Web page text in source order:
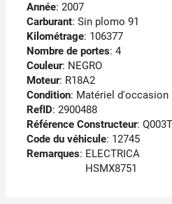
Année: 2007
Carburant: Sin plomo 91
Kilométrage: 106377
Nombre de portes: 4
Couleur: NEGRO
Moteur: R18A2
Condition: Matériel d'occasion
RefID: 2900488
Référence Constructeur:
Code du véhicule: 12745
Remarques: ELECTRICA
HSMX8751